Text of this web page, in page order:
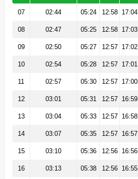
07 02:44 05:24 12:58 17:04
08 02:47 05:25 12:58 17:03
09 02:50 05:27 12:57 17:02
10 02:54 05:28 12:57 17:01
11 02:57 05:30 12:57 17:00
12 03:01 05:31 12:57 16:59
13 03:04 05:33 12:57 16:58
14 03:07 05:35 12:57 16:57
15 03:10 05:36 12:56 16:56
16 03:13 05:38 12:56 16:55